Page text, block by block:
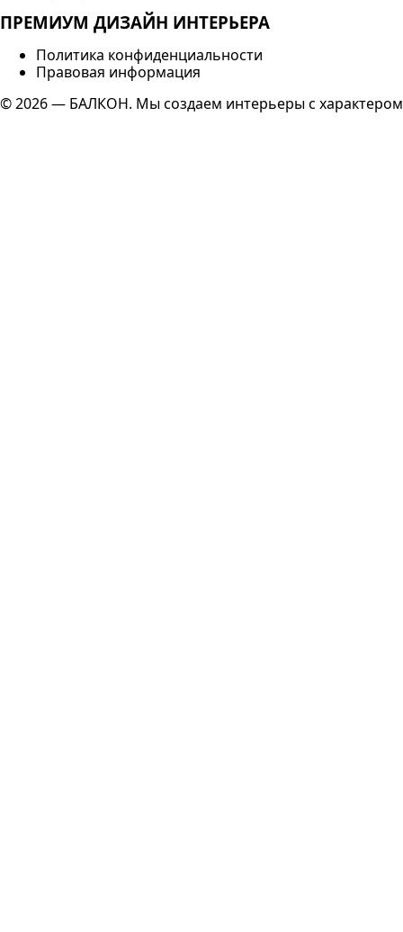
ПРЕМИУМ ДИЗАЙН ИНТЕРЬЕРА
Политика конфиденциальности
Правовая информация
© 2026 — БАЛКОН. Мы создаем интерьеры с характером